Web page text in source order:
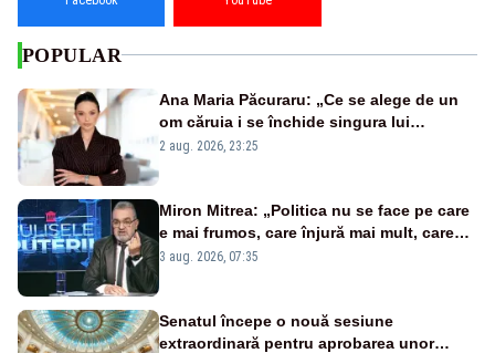
POPULAR
Ana Maria Păcuraru: „Ce se alege de un
om căruia i se închide singura lui
portiță?”
2 aug. 2026, 23:25
Miron Mitrea: „Politica nu se face pe care
e mai frumos, care înjură mai mult, care
țipă mai tare, ci pe proiecte”
3 aug. 2026, 07:35
Senatul începe o nouă sesiune
extraordinară pentru aprobarea unor